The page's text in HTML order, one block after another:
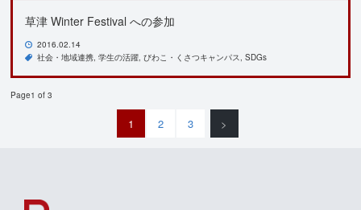
草津 Winter Festival への参加
2016.02.14
社会・地域連携 学生の活躍 びわこ・くさつキャンパス SDGs
Page1 of 3
1 2 3 >